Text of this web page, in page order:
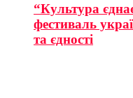
“Культура
фестиваль
та єдності